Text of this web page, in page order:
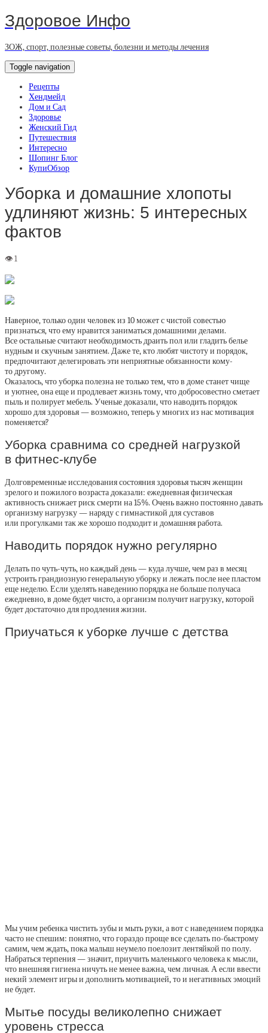
Здоровое Инфо
ЗОЖ, спорт, полезные советы, болезни и методы лечения
Toggle navigation
Рецепты
Хендмейд
Дом и Сад
Здоровье
Женский Гид
Путешествия
Интересно
Шопинг Блог
КупиОбзор
Уборка и домашние хлопоты
удлиняют жизнь: 5 интересных
фактов
Наверное, только один человек из 10 может с чистой совестью
признаться, что ему нравится заниматься домашними делами.
Все остальные считают необходимость драить пол или гладить белье
нудным и скучным занятием. Даже те, кто любят чистоту и порядок,
предпочитают делегировать эти неприятные обязанности кому-
то другому.
Оказалось, что уборка полезна не только тем, что в доме станет чище
и уютнее, она еще и продлевает жизнь тому, что добросовестно сметает
пыль и полирует мебель. Ученые доказали, что наводить порядок
хорошо для здоровья — возможно, теперь у многих из нас мотивация
поменяется?
Уборка сравнима со средней нагрузкой
в фитнес-клубе
Долговременные исследования состояния здоровья тысяч женщин
зрелого и пожилого возраста доказали: ежедневная физическая
активность снижает риск смерти на 15%. Очень важно постоянно давать
организму нагрузку — наряду с гимнастикой для суставов
или прогулками так же хорошо подходит и домашняя работа.
Наводить порядок нужно регулярно
Делать по чуть-чуть, но каждый день — куда лучше, чем раз в месяц
устроить грандиозную генеральную уборку и лежать после нее пластом
еще неделю. Если уделять наведению порядка не больше получаса
ежедневно, в доме будет чисто, а организм получит нагрузку, которой
будет достаточно для продления жизни.
Приучаться к уборке лучше с детства
Мы учим ребенка чистить зубы и мыть руки, а вот с наведением порядка
часто не спешим: понятно, что гораздо проще все сделать по-быстрому
самим, чем ждать, пока малыш неумело поелозит лентяйкой по полу.
Набраться терпения — значит, приучить маленького человека к мысли,
что внешняя гигиена ничуть не менее важна, чем личная. А если ввести
некий элемент игры и дополнить мотивацией, то и негативных эмоций
не будет.
Мытье посуды великолепно снижает
уровень стресса